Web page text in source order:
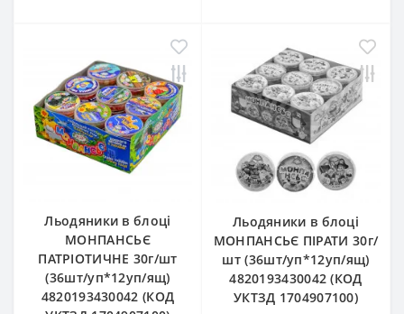
Льодяники в блоці
МОНПАНСЬЄ
ПАТРІОТИЧНЕ 30г/шт
(36шт/уп*12уп/ящ)
4820193430042 (КОД
Льодяники в блоці
МОНПАНСЬЄ ПІРАТИ 30г/
шт (36шт/уп*12уп/ящ)
4820193430042 (КОД
УКТЗД 1704907100)